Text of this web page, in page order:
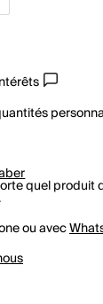
quel produit
ou avec